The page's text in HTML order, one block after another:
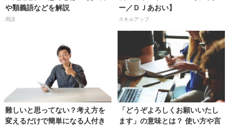
や類義語などを解説
用語
ー／ＤＪあおい】
スキルアップ
難しいと思ってない？考え方を
変えるだけで簡単になる人付き
「どうぞよろしくお願いいたし
ます」の意味とは？ 使い方や言